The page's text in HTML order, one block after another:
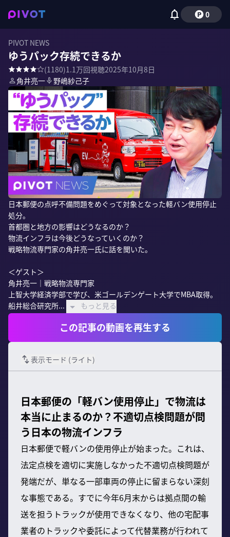
0
PIVOT NEWS
ゆうパック存続できるか
(1180)1.1万回視聴2025年10月8日
角井亮一
野嶋紗己子
日本郵便の点呼不備問題をめぐって対象となった軽バン使用停止
処分。
首都圏と地方の影響はどうなるのか？
物流インフラは今後どうなっていくのか？
戦略物流専門家の角井亮一氏に話を聞いた。
＜ゲスト＞
角井亮一｜戦略物流専門家
上智大学経済学部で学び、米ゴールデンゲート大学でMBA取得。
船井総合研究所...
もっと見る
この記事の動画を再生する
表示モード (ライト)
日本郵便の「軽バン使用停止」で物流は
本当に止まるのか？不適切点検問題が問
う日本の物流インフラ
日本郵便で軽バンの使用停止が始まった。これは、
法定点検を適切に実施しなかった不適切点検問題が
発端だが、単なる一部車両の停止に留まらない深刻
な事態である。すでに今年6月末からは拠点間の輸
送を担うトラックが使用できなくなり、他の宅配事
業者のトラックや委託によって代替業務が行われて